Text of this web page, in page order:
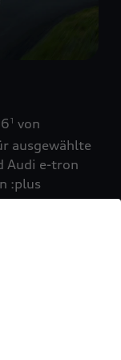
1 von
ausgewählte
Audi e-tron
:plus